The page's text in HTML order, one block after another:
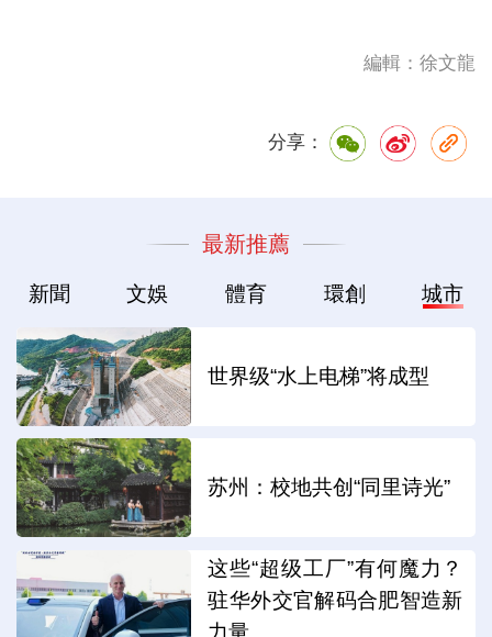
編輯：徐文龍
分享：
最新推薦
新聞 文娛 體育 環創 城市
世界级“水上电梯”将成型
苏州：校地共创“同里诗光”
这些“超级工厂”有何魔力？
驻华外交官解码合肥智造新
力量